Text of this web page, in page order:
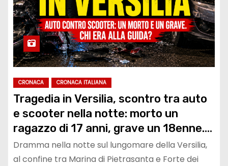
CRONACA CRONACA ITALIANA
Tragedia in Versilia, scontro tra auto
e scooter nella notte: morto un
ragazzo di 17 anni, grave un 18enne.
Caccia all’automobilista fuggito dopo
l’incidente
Dramma nella notte sul lungomare della Versilia,
al confine tra Marina di Pietrasanta e Forte dei